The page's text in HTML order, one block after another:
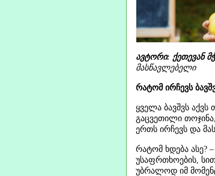
ავტორი: ქეთევან
მასწავლებელი
რატომ ირჩევს
ყველა ბავშვს აქვს
გაცვეთილი თოჯინა,
ერთს ირჩევს და
რატომ ხდება ასე?
უსაფრთხოების,
უბრალოდ იმ